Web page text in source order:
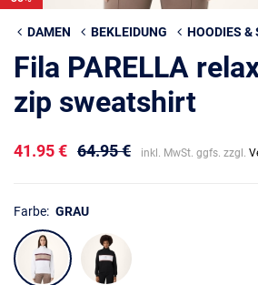
DAMEN BEKLEIDUNG HOODIES &
Fila PARELLA
zip sweatshirt
41.95 € 64.95 € inkl. MwSt. ggfs. zzgl.
Farbe: GRAU